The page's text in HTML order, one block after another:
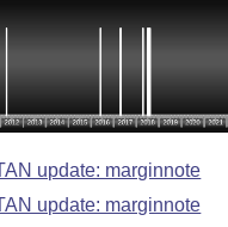
update: marginnote
update: marginnote